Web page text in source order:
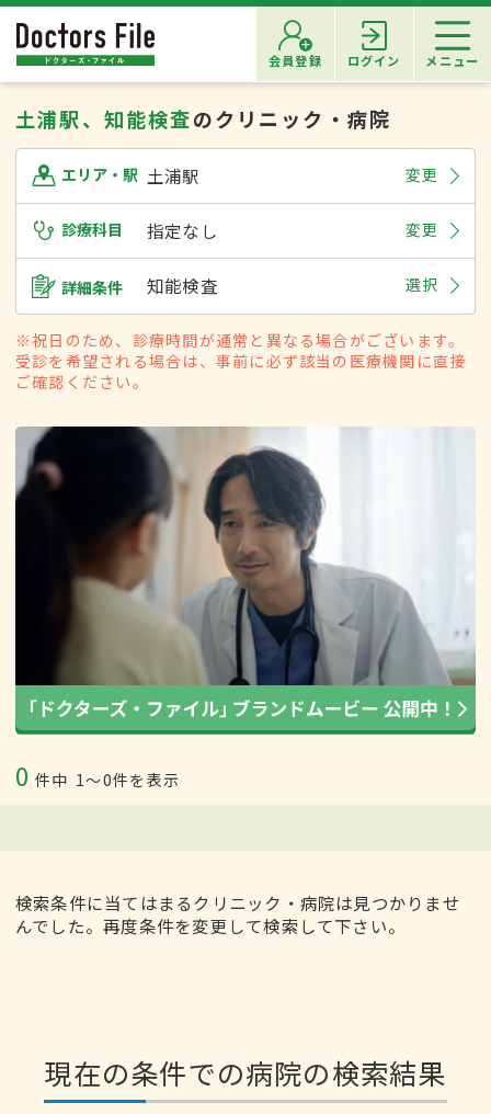
会員登録 ログイン メニュー
土浦駅、知能検査のクリニック・病院
エリア・駅 土浦駅 変更
診療科目 指定なし 変更
詳細条件 知能検査 選択
※祝日のため、診療時間が通常と異なる場合がございます。
受診を希望される場合は、事前に必ず該当の医療機関に直接
ご確認ください。
0 件中 1〜0件を表示
検索条件に当てはまるクリニック・病院は見つかりませ
んでした。再度条件を変更して検索して下さい。
現在の条件での病院の検索結果